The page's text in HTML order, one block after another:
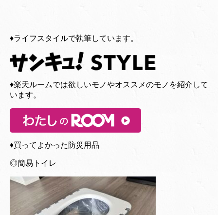
♦︎ライフスタイルで執筆しています。
♦︎楽天ルームでは欲しいモノやオススメのモノを紹介して
います。
♦︎買ってよかった防災用品
◎簡易トイレ